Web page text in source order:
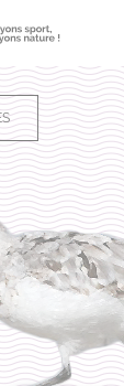
cookies